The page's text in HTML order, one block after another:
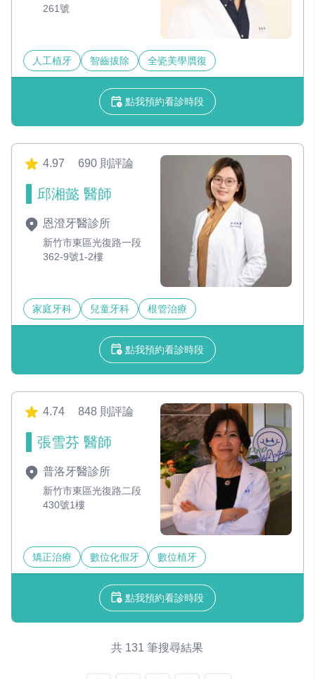
261號
人工植牙 智齒拔除 全瓷美學贋復
點我預約看診時段
4.97 690 則評論
邱湘懿 醫師
恩澄牙醫診所
新竹市東區光復路一段
362-9號1-2樓
家庭牙科 兒童牙科 根管治療
點我預約看診時段
4.74 848 則評論
張雪芬 醫師
普洛牙醫診所
新竹市東區光復路二段
430號1樓
矯正治療 數位化假牙 數位植牙
點我預約看診時段
共 131 筆搜尋結果